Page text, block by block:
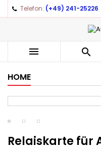
Telefon: (+49) 241-25226
 
HOME
Relaiskarte für